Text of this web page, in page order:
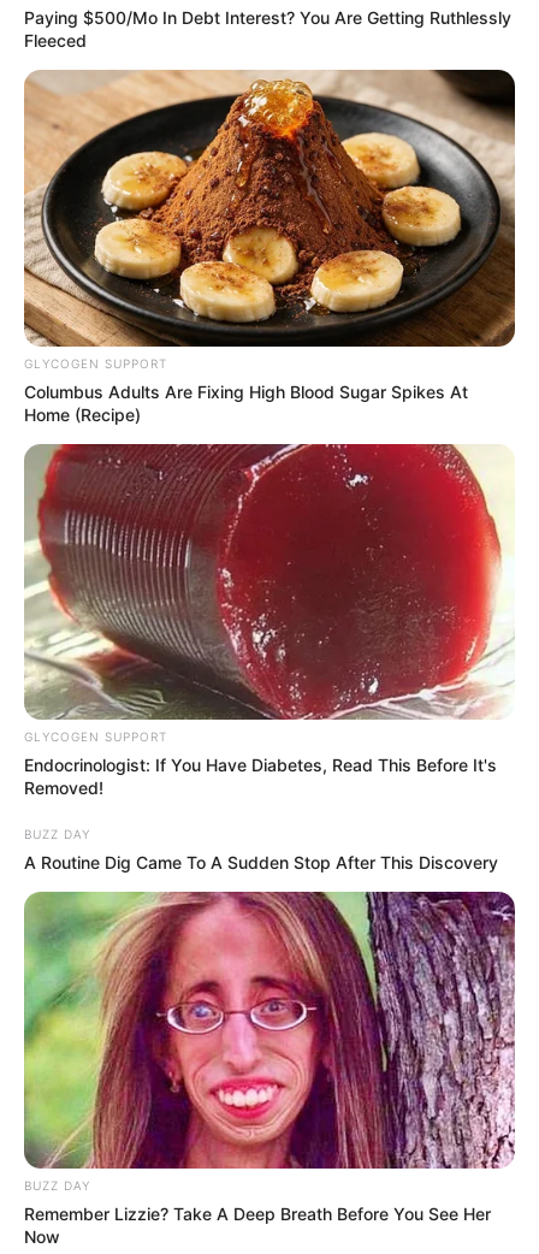
Pfizer's Worst Nightmare: Men Canceling $80
Prescriptions For This 87¢ Blue Pill Hack
FRIDAY PLANS
Why Are More Adults Experiencing Joint
Stiffness?
JOINT CARE
Walgreens Hides This $1 Generic Viagra - Here's
The Aisle It's Really In.
FRIDAY PLANS
Paying $500/Mo In Debt Interest? You Are Getting Ruthlessly
Fleeced
GLYCOGEN SUPPORT
Columbus Adults Are Fixing High Blood Sugar Spikes At
Home (Recipe)
GLYCOGEN SUPPORT
Endocrinologist: If You Have Diabetes, Read This Before It's
Removed!
BUZZ DAY
A Routine Dig Came To A Sudden Stop After This Discovery
BUZZ DAY
Remember Lizzie? Take A Deep Breath Before You See Her
Now